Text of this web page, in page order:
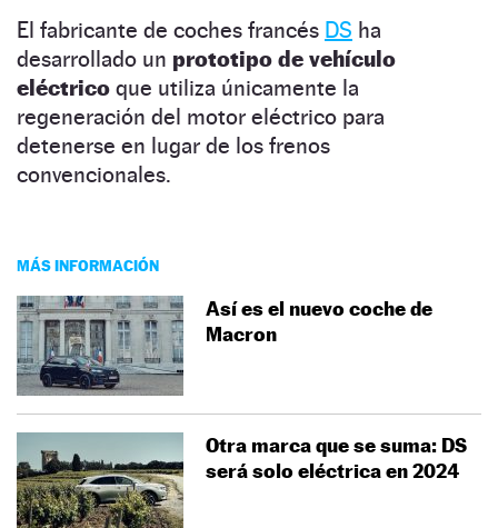
El fabricante de coches francés DS ha
desarrollado un prototipo de vehículo
eléctrico que utiliza únicamente la
regeneración del motor eléctrico para
detenerse en lugar de los frenos
convencionales.
MÁS INFORMACIÓN
Así es el nuevo coche de
Macron
Otra marca que se suma: DS
será solo eléctrica en 2024